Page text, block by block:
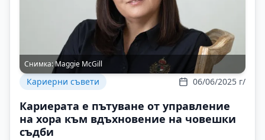
Снимка:Maggie McGill
Кариерни съвети 06/06/2025 г/
Кариерата е пътуване от управление
на хора към вдъхновение на човешки
съдби